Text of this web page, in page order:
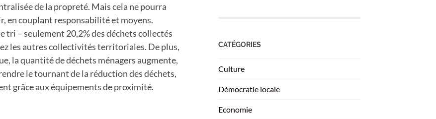
de la propreté. Mais cela ne pourra
en couplant responsabilité et moyens.
tri – seulement 20,2% des déchets collectés
les autres collectivités territoriales. De plus,
la quantité de déchets ménagers augmente,
le tournant de la réduction des déchets,
grâce aux équipements de proximité.
CATÉGORIES
Culture
Démocratie locale
Economie